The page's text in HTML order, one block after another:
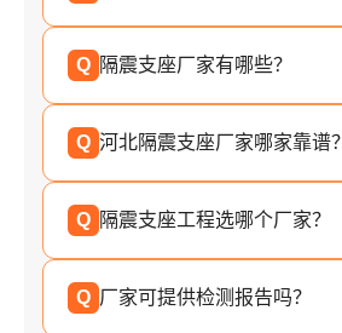
Q 隔震支座厂家有哪些？
Q 河北隔震支座厂家哪家靠谱？
Q 隔震支座工程选哪个厂家？
Q 厂家可提供检测报告吗？